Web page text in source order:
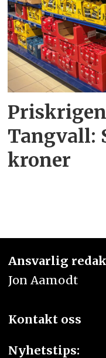
Tangvall:
kroner
Ansvarlig
Jon Aamodt
Kontakt oss
Nyhetstips: